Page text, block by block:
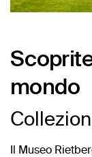
mondo
Il Museo